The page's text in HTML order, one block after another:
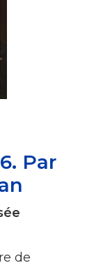
Par
de